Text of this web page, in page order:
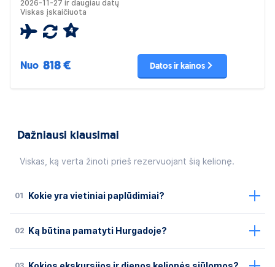
2026-11-27 ir daugiau datų
Viskas įskaičiuota
4
Nuo 818 € Datos ir kainos
Dažniausi klausimai
Viskas, ką verta žinoti prieš rezervuojant šią kelionę.
01 Kokie yra vietiniai paplūdimiai?
02 Ką būtina pamatyti Hurgadoje?